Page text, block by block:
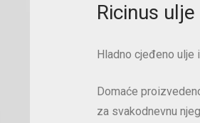
Ricinus ulje
Hladno cjeđeno ulje
Domaće
za svakodnevnu